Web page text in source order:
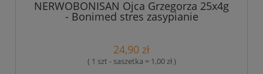
NERWOBONISAN Ojca Grzegorza 25x4g
- Bonimed stres zasypianie
24,90 zł
( 1 szt - saszetka = 1,00 zł )